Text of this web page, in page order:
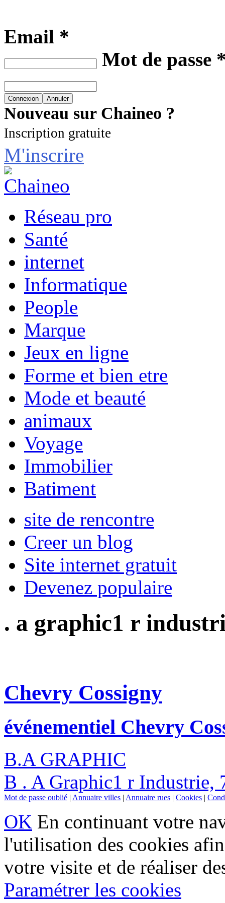
Email *
Mot de passe
Nouveau sur Chaineo ?
Inscription gratuite
M'inscrire
Réseau pro
Santé
internet
Informatique
People
Marque
Jeux en ligne
Forme et bien etre
Mode et beauté
animaux
Voyage
Immobilier
Batiment
site de rencontre
Creer un blog
Site internet gratuit
Devenez populaire
. a graphic1 r
Chevry Cossigny
événementiel Chevry
B.A GRAPHIC
B . A Graphic1 r Industrie,
Mot de passe oublié | Annuaire villes | Annuaire rues | Cookies |
OK En continuant votre
l'utilisation des cookies
votre visite et de réaliser
Paramétrer les cookies